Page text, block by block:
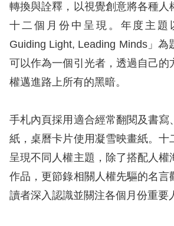
最
新
消
息
業
務
核
心
人
轉換與詮釋，以視覺創意將各種人
十二個月份中呈現。年度主題
Guiding Light, Leading Minds」為
可以作為一個引光者，透過自己的
權邁進路上所有的黑暗。
手札內頁採用適合經常翻閱及書寫
紙，桌曆卡片使用凝雪映畫紙。十
呈現不同人權主題，除了搭配人權
作品，更節錄相關人權先驅的名言
讀者深入認識並關注各個月份重要